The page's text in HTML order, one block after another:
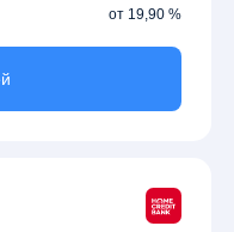
от 19,90 %